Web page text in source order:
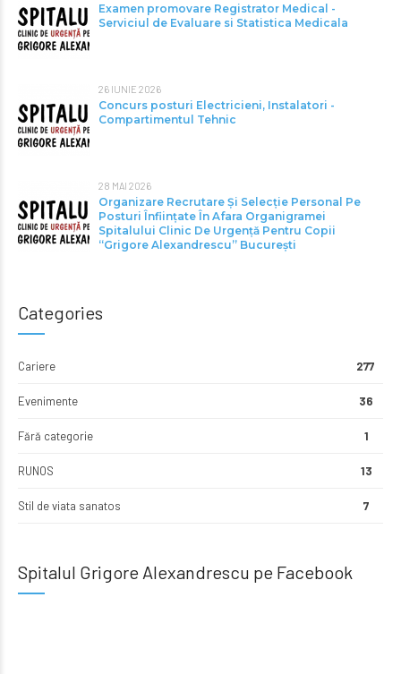
Examen promovare Registrator Medical -
Serviciul de Evaluare si Statistica Medicala
26 IUNIE 2026
Concurs posturi Electricieni, Instalatori -
Compartimentul Tehnic
28 MAI 2026
Organizare Recrutare Și Selecție Personal Pe
Posturi Înființate În Afara Organigramei
Spitalului Clinic De Urgență Pentru Copii
“Grigore Alexandrescu” Bucureşti
Categories
Cariere 277
Evenimente 36
Fără categorie 1
RUNOS 13
Stil de viata sanatos 7
Spitalul Grigore Alexandrescu pe Facebook